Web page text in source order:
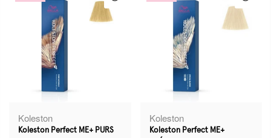
Koleston
Koleston Perfect ME+ PURS
Koleston
Koleston Perfect ME+